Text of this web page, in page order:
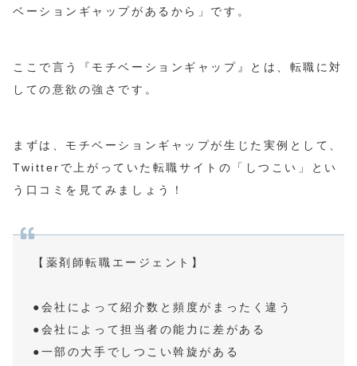
ベーションギャップがあるから」です。
ここで言う『モチベーションギャップ』とは、転職に対
しての意欲の強さです。
まずは、モチベーションギャップが生じた実例として、
Twitterで上がっていた転職サイトの「しつこい」とい
う口コミを見てみましょう！
【薬剤師転職エージェント】
●会社によって紹介数と頻度がまったく違う
●会社によって担当者の能力に差がある
●一部の大手でしつこい斡旋がある